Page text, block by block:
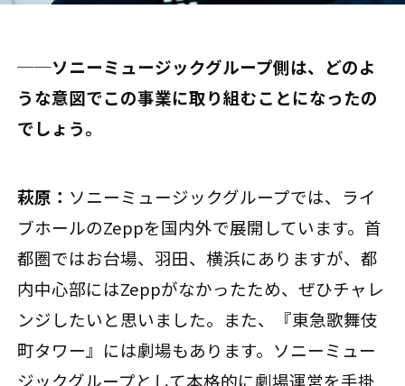
──ソニーミュージックグループ側は、どのよ
うな意図でこの事業に取り組むことになったの
でしょう。
萩原： ソニーミュージックグループでは、ライ
ブホールのZeppを国内外で展開しています。首
都圏ではお台場、羽田、横浜にありますが、都
内中心部にはZeppがなかったため、ぜひチャレ
ンジしたいと思いました。また、『東急歌舞伎
町タワー』には劇場もあります。ソニーミュー
ジックグループとして本格的に劇場運営を手掛